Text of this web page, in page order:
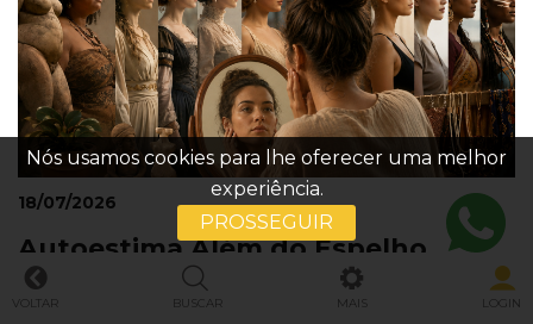
Nós usamos cookies para lhe oferecer uma melhor
experiência.
PROSSEGUIR
18/07/2026
Autoestima Além do Espelho
VOLTAR BUSCAR MAIS LOGIN